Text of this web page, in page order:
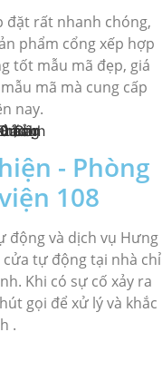
đặt rất nhanh chóng,
phẩm cổng xếp hợp
tốt mẫu mã đẹp, giá
mã mà cung cấp
nay.
- Phòng
108
động và dịch vụ Hưng
cửa tự động tại nhà chỉ
Khi có sự cố xảy ra
gọi để xử lý và khắc
.